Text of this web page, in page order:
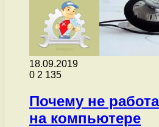
18.09.2019
0 2 135
Почему не
на компьютере